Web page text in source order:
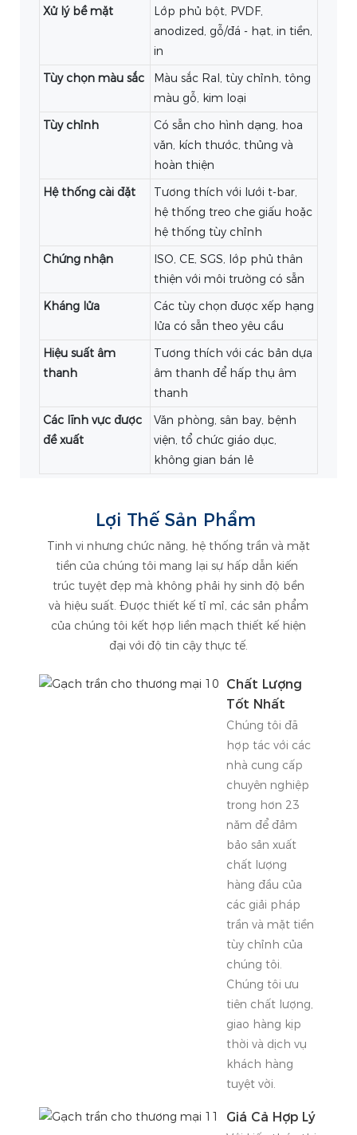
Xử lý bề mặt
Lớp phủ bột, PVDF,
anodized, gỗ/đá - hạt, in tiền,
in
Tùy chọn màu sắc
Màu sắc Ral, tùy chỉnh, tông
màu gỗ, kim loại
Tùy chỉnh
Có sẵn cho hình dạng, hoa
văn, kích thước, thủng và
hoàn thiện
Hệ thống cài đặt
Tương thích với lưới t-bar,
hệ thống treo che giấu hoặc
hệ thống tùy chỉnh
Chứng nhận
ISO, CE, SGS, lớp phủ thân
thiện với môi trường có sẵn
Kháng lửa
Các tùy chọn được xếp hạng
lửa có sẵn theo yêu cầu
Hiệu suất âm
thanh
Tương thích với các bản dựa
âm thanh để hấp thụ âm
thanh
Các lĩnh vực được
đề xuất
Văn phòng, sân bay, bệnh
viện, tổ chức giáo dục,
không gian bán lẻ
Lợi Thế Sản Phẩm
Tinh vi nhưng chức năng, hệ thống trần và mặt
tiền của chúng tôi mang lại sự hấp dẫn kiến ​​
trúc tuyệt đẹp mà không phải hy sinh độ bền
và hiệu suất. Được thiết kế tỉ mỉ, các sản phẩm
của chúng tôi kết hợp liền mạch thiết kế hiện
đại với độ tin cậy thực tế.
Chất Lượng
Tốt Nhất
Chúng tôi đã
hợp tác với các
nhà cung cấp
chuyên nghiệp
trong hơn 23
năm để đảm
bảo sản xuất
chất lượng
hàng đầu của
các giải pháp
trần và mặt tiền
tùy chỉnh của
chúng tôi.
Chúng tôi ưu
tiên chất lượng,
giao hàng kịp
thời và dịch vụ
khách hàng
tuyệt vời.
Giá Cả Hợp Lý